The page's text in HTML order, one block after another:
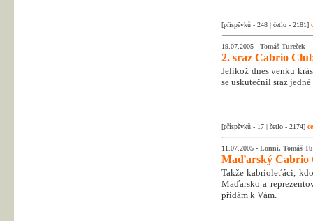
[příspěvků - 248 | četlo - 2181]
19.07.2005 - Tomáš Tureček
2. sraz Cabrio
Jelikož dnes venku
se uskutečnil sraz
[příspěvků - 17 | četlo - 2174]
11.07.2005 - Lonni, Tomáš
Maďarský Cabrio
Takže kabrioleťáci,
Maďarsko a
přidám k Vám.